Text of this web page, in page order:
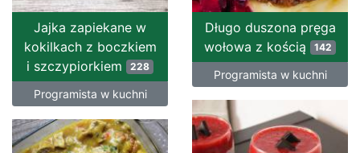
Jajka zapiekane w
kokilkach z boczkiem
i szczypiorkiem 228
Programista w kuchni
Długo duszona pręga
wołowa z kością 142
Programista w kuchni